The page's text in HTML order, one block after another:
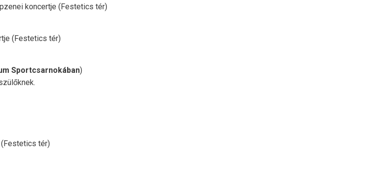
koncertje (Festetics tér)
(Festetics tér)
Sportcsarnokában)
(Festetics tér)